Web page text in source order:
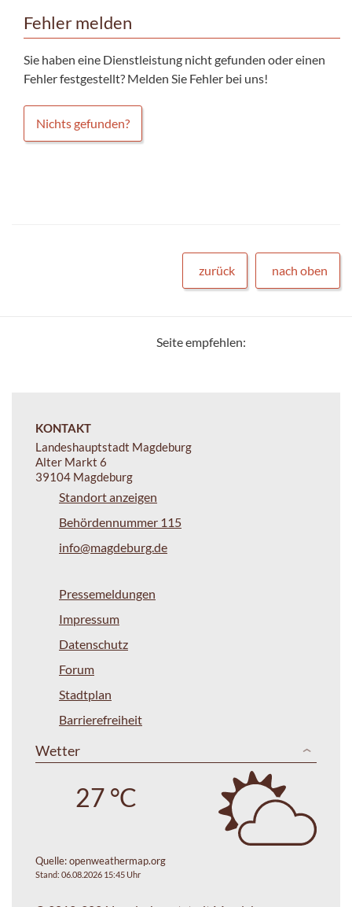
Fehler melden
Sie haben eine Dienstleistung nicht gefunden oder einen
Fehler festgestellt? Melden Sie Fehler bei uns!
Nichts gefunden?
zurück nach oben
Seite empfehlen:
KONTAKT
Landeshauptstadt Magdeburg
Alter Markt 6
39104 Magdeburg
Standort anzeigen
Behördennummer 115
info@magdeburg.de
Pressemeldungen
Impressum
Datenschutz
Forum
Stadtplan
Barrierefreiheit
Wetter
27 °C
Quelle:openweathermap.org
Stand: 06.08.2026 15:45 Uhr